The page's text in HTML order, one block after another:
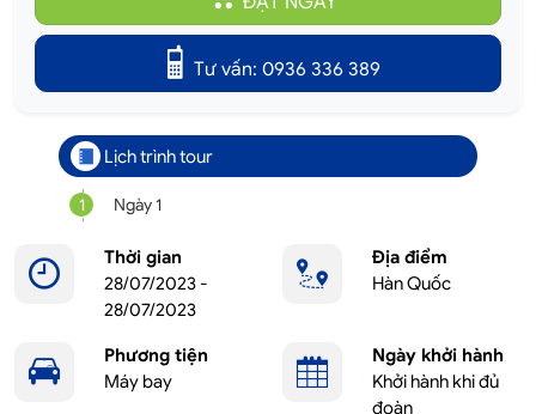
Tư vấn: 0936 336 389
Lịch trình tour
1 Ngày 1
Thời gian
28/07/2023 -
28/07/2023
Địa điểm
Hàn Quốc
Phương tiện
Máy bay
Ngày khởi hành
Khởi hành khi đủ
đoàn